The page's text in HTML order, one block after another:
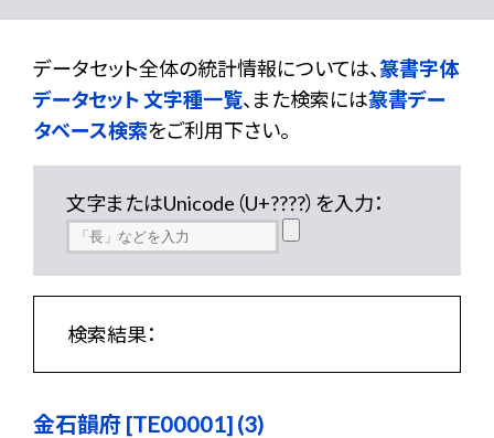
データセット全体の統計情報については、篆書字体
データセット 文字種一覧、また検索には篆書デー
タベース検索をご利用下さい。
文字またはUnicode（U+????）を入力：
検索結果：
金石韻府 [TE00001] (3)